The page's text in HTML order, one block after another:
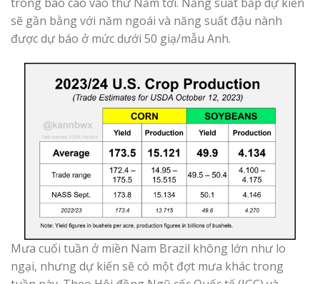
sẽ gần bằng với năm ngoái và năng suất đậu nành
được dự báo ở mức dưới 50 giạ/mẫu Anh.
Mưa cuối tuần ở miền Nam Brazil không lớn như lo
ngại, nhưng dự kiến ​​sẽ có một đợt mưa khác trong